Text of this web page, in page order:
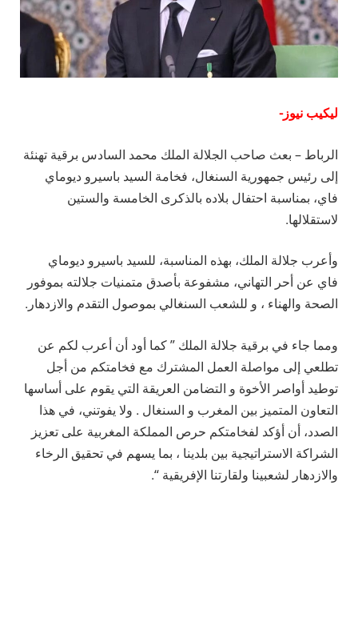
ليكيب نيوز-
الرباط – بعث صاحب الجلالة الملك محمد السادس برقية تهنئة
إلى رئيس جمهورية السنغال، فخامة السيد باسيرو ديوماي
فاي، بمناسبة احتفال بلاده بالذكرى الخامسة والستين
لاستقلالها.
وأعرب جلالة الملك، بهذه المناسبة، للسيد باسيرو ديوماي
فاي عن أحر التهاني، مشفوعة بأصدق متمنيات جلالته بموفور
الصحة والهناء ، و للشعب السنغالي بموصول التقدم والازدهار.
ومما جاء في برقية جلالة الملك ” كما أود أن أعرب لكم عن
تطلعي إلى مواصلة العمل المشترك مع فخامتكم من أجل
توطيد أواصر الأخوة و التضامن العريقة التي يقوم على أساسها
التعاون المتميز بين المغرب و السنغال . ولا يفوتني، في هذا
الصدد، أن أؤكد لفخامتكم حرص المملكة المغربية على تعزيز
الشراكة الاستراتيجية بين بلدينا ، بما يسهم في تحقيق الرخاء
والازدهار لشعبينا ولقارتنا الإفريقية “.